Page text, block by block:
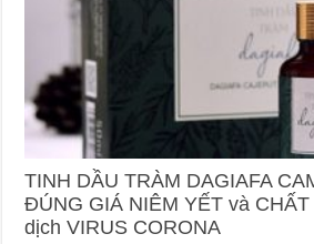
TINH DẦU TRÀM DAGIAFA
ĐÚNG GIÁ NIÊM YẾT và
dịch VIRUS CORONA